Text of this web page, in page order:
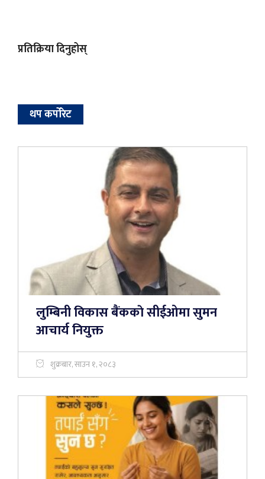
प्रतिक्रिया दिनुहोस्
थप कर्पोरेट
लुम्बिनी विकास बैंककाे सीईओमा सुमन
आचार्य नियुक्त
शुक्रबार, साउन १, २०८३